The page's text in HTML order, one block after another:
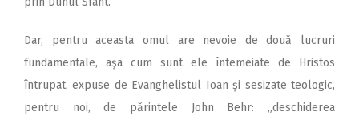
Dar, pentru aceasta omul are nevoie de două lucruri
fundamentale, aşa cum sunt ele întemeiate de Hristos
întrupat, expuse de Evanghelistul Ioan şi sesizate teologic,
pentru noi, de părintele John Behr: „deschiderea